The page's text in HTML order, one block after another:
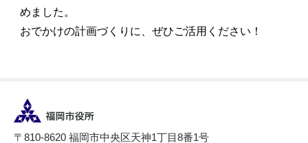
めました。
おでかけの計画づくりに、ぜひご活用ください！
〒810-8620 福岡市中央区天神1丁目8番1号